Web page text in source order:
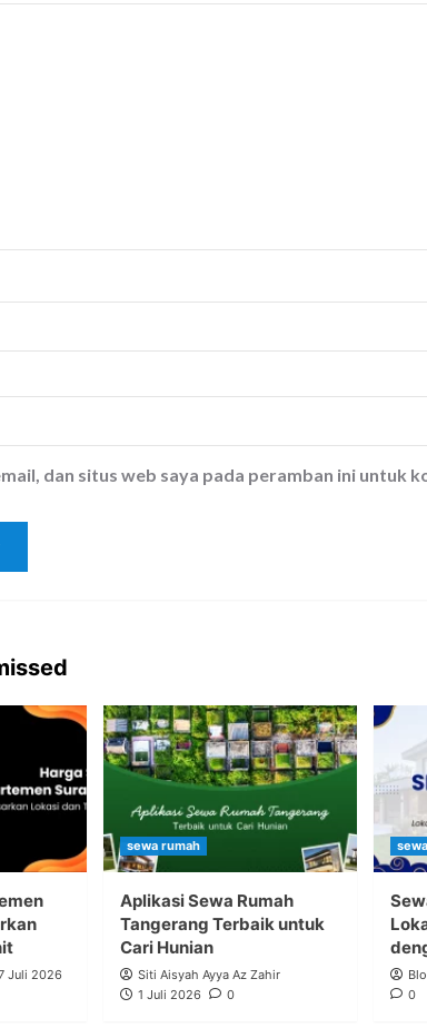
dan situs web saya pada peramban ini untuk
Juli 2026
sewa rumah
Aplikasi Sewa Rumah
Tangerang Terbaik untuk
Cari Hunian
Siti Aisyah Ayya Az Zahir
1 Juli 2026
0
0